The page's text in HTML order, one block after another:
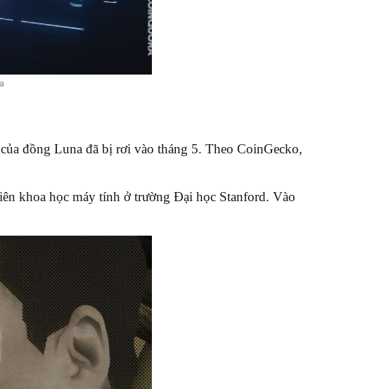
đồng Luna đã bị rơi vào tháng 5. Theo CoinGecko,
khoa học máy tính ở trường Đại học Stanford. Vào